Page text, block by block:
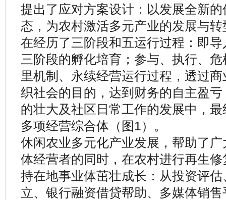
提出了应对方案设计：以发展全新
态，为农村激活多元产业的发展与
在经历了三阶段和五运行过程：即
三阶段的孵化培育；参与、执行、
里机制、永续经营运行过程，透过
织社会的目的，达到财务的自主盈
的壮大及社区日常工作的发展中，
多项经营综合体（图1）。
休闲农业多元化产业发展，帮助了
体经营者的同时，在农村进行再生
持在地事业体茁壮成长：从投资评
立、银行融资借贷帮助、多媒体销